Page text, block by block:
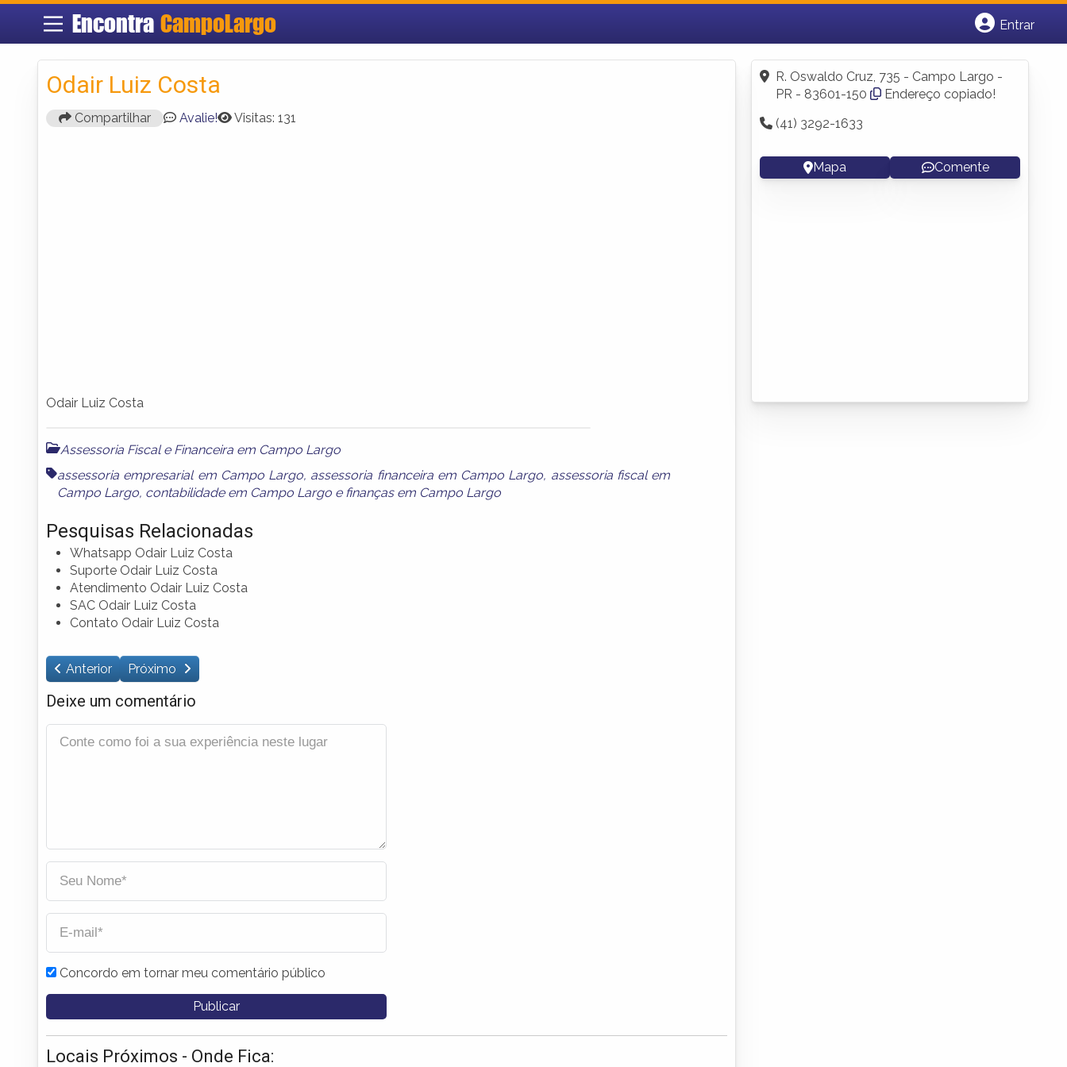
Encontra CampoLargo
Entrar
Fazer login
Criar conta
Odair Luiz Costa
Compartilhar Avalie! Visitas: 131
Odair Luiz Costa
Assessoria Fiscal e Financeira em Campo Largo
assessoria empresarial em Campo Largo, assessoria financeira em Campo Largo, assessoria fiscal em
Campo Largo, contabilidade em Campo Largo e finanças em Campo Largo
Pesquisas Relacionadas
Whatsapp Odair Luiz Costa
Suporte Odair Luiz Costa
Atendimento Odair Luiz Costa
SAC Odair Luiz Costa
Contato Odair Luiz Costa
Anterior Próximo
Deixe um comentário
Concordo em tornar meu comentário público
Locais Próximos - Onde Fica:
R. Oswaldo Cruz, 735 - Campo Largo -
PR - 83601-150
Endereço copiado!
(41) 3292-1633
Mapa Comente